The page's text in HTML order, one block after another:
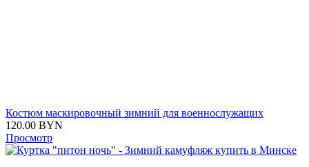
Костюм маскировочный зимний для военнослужащих
120.00 BYN
Просмотр